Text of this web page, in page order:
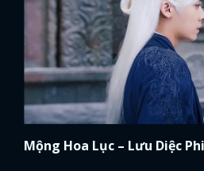
Mộng Hoa Lục – Lưu Diệc